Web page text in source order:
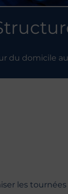
du domicile
les